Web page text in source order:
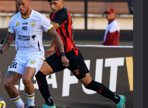
1,729 people booked
Book with Discount
* Offer valid for first-time bookings up to $3,000. Applies to all